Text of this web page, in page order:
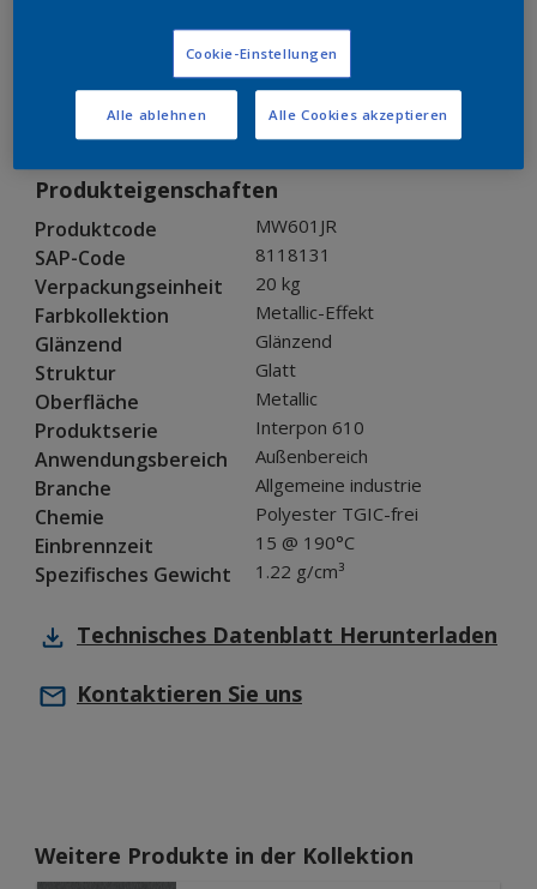
Muster bestellen
Bestellen Sie direkt im Webshop
Produkteigenschaften
Produktcode MW601JR
SAP-Code 8118131
Verpackungseinheit 20 kg
Farbkollektion Metallic-Effekt
Glänzend Glänzend
Struktur Glatt
Oberfläche Metallic
Produktserie Interpon 610
Anwendungsbereich Außenbereich
Branche Allgemeine industrie
Chemie Polyester TGIC-frei
Einbrennzeit 15 @ 190°C
Spezifisches Gewicht 1.22 g/cm³
Technisches Datenblatt Herunterladen
Kontaktieren Sie uns
Weitere Produkte in der Kollektion
Cookie-Einstellungen
Alle ablehnen Alle Cookies akzeptieren